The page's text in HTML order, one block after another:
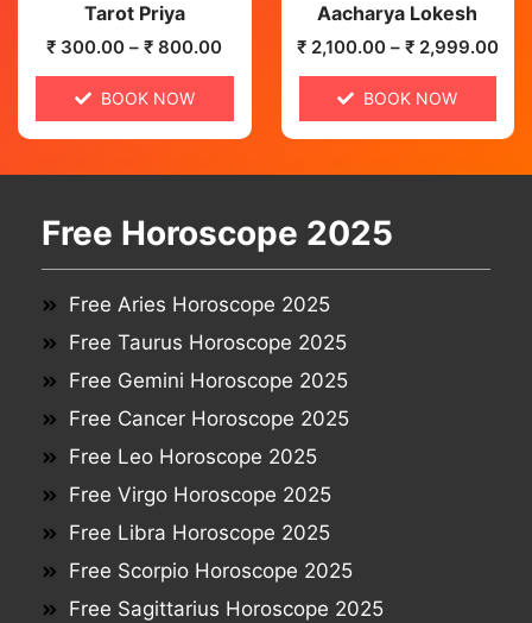
Tarot Priya
₹ 300.00 – ₹ 800.00
BOOK NOW
Aacharya Lokesh
₹2,100.00 – ₹2,999.00
BOOK NOW
Free Horoscope 2025
Free Aries Horoscope 2025
Free Taurus Horoscope 2025
Free Gemini Horoscope 2025
Free Cancer Horoscope 2025
Free Leo Horoscope 2025
Free Virgo Horoscope 2025
Free Libra Horoscope 2025
Free Scorpio Horoscope 2025
Free Sagittarius Horoscope 2025